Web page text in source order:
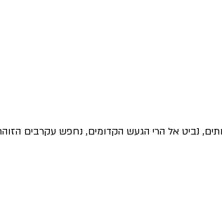
נביט אל הרי הגעש הקדומים, נחפש עקרבים